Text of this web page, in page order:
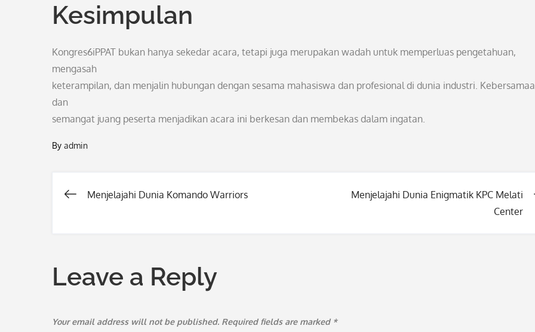
Kesimpulan
Kongres6iPPAT bukan hanya sekedar acara, tetapi juga merupakan wadah untuk memperluas pengetahuan,
mengasah
keterampilan, dan menjalin hubungan dengan sesama mahasiswa dan profesional di dunia industri.
dan
semangat juang peserta menjadikan acara ini berkesan dan membekas dalam ingatan.
By admin
Post
Menjelajahi Dunia Komando Warriors
Menjelajahi Dunia Enigmatik KPC Melati
Center
Leave a Reply
Your email address will not be published. Required fields are marked *